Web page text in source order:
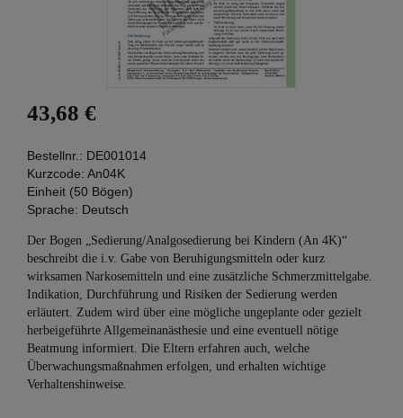
43,68 €
Bestellnr.: DE001014
Kurzcode: An04K
Einheit (50 Bögen)
Sprache: Deutsch
Der Bogen „Sedierung/Analgosedierung bei Kindern (An 4K)“
beschreibt die i.v. Gabe von Beruhigungsmitteln oder kurz
wirksamen Narkosemitteln und eine zusätzliche Schmerzmittelgabe.
Indikation, Durchführung und Risiken der Sedierung werden
erläutert. Zudem wird über eine mögliche ungeplante oder gezielt
herbeigeführte Allgemeinanästhesie und eine eventuell nötige
Beatmung informiert. Die Eltern erfahren auch, welche
Überwachungsmaßnahmen erfolgen, und erhalten wichtige
Verhaltenshinweise.